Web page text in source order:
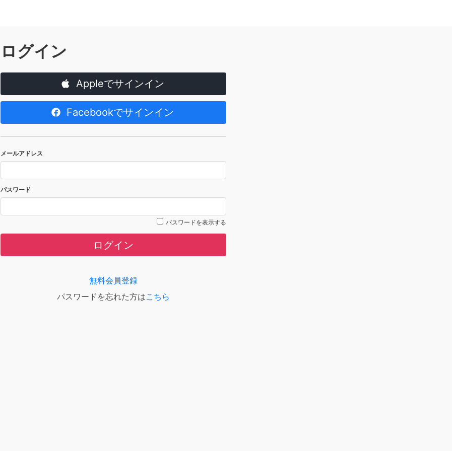
ログイン
Appleでサインイン
Facebookでサインイン
メールアドレス
パスワード
パスワードを表示する
ログイン
無料会員登録
パスワードを忘れた方はこちら